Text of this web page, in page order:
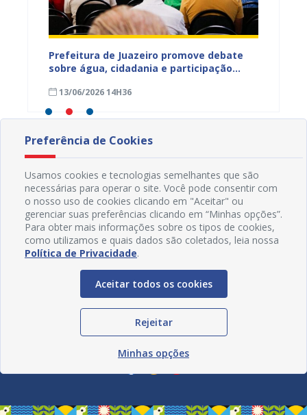
Prefeitura de Juazeiro promove debate
sobre água, cidadania e participação
comunidades urbanas e rurais
13/06/2026 14H36
Redes Sociais
Preferência de Cookies
Usamos cookies e tecnologias semelhantes que são
necessárias para operar o site. Você pode consentir com
o nosso uso de cookies clicando em "Aceitar" ou
gerenciar suas preferências clicando em “Minhas opções”.
Para obter mais informações sobre os tipos de cookies,
como utilizamos e quais dados são coletados, leia nossa
Política de Privacidade.
Aceitar todos os cookies
Rejeitar
Minhas opções